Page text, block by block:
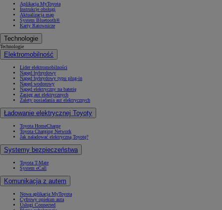
Aplikacja MyToyota
Instrukcje obsługi
Aktualizacja map
System Bluetooth®
Karty Ratownicze
Technologie
Technologie
Elektromobilność
Lider elektromobilności
Napęd hybrydowy
Napęd hybrydowy typu plug-in
Napęd wodorowy
Napęd elektryczny na baterię
Zasięg aut elektrycznych
Zalety posiadania aut elektrycznych
Ładowanie elektrycznej Toyoty
Toyota HomeCharge
Toyota Charging Network
Jak naładować elektryczną Toyotę?
Systemy bezpieczeństwa
Toyota T-Mate
System eCall
Komunikacja z autem
Nowa aplikacja MyToyota
Cyfrowy opiekun auta
Usługi Connected